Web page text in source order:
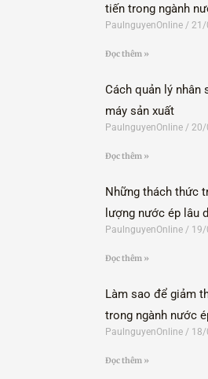
tiến trong ngành
PaulnguyenOnline 21/
Đọc thêm »
Cách quản lý nhân
máy sản xuất
PaulnguyenOnline 20/
Đọc thêm »
Những thách thức
lượng nước ép lâu
PaulnguyenOnline 19/
Đọc thêm »
Làm sao để giảm
trong ngành nước
PaulnguyenOnline 18/
Đọc thêm »